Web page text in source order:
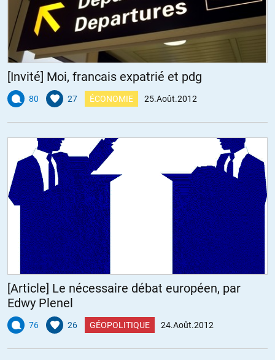
concept,
et finalement an-historique
et « BABY- BOOMERS » (notion totalement différente et, en un sens,
même si les historiens, voire les sociologues, s’en emparent – côté
chiffres, etc –
utilisée pour occulter des enjeux dont la doxa dominante ne veut
pas entendre parler).
À partir de cette différenciation, et au-delà de certains recoupements
aléatoires,
on pourra correctement reposer le problème.
Je me permets de renvoyer à ceci
(mes petits posts et bien d’autres,
sur un très beau texte de Christian Laval):
http://www.pauljorion.com/blog/?p=40525
Pour le reste, O.B., je me répète : respect.
Très sincèrement, bien à vous.
Et revenons à la question essentielle :
comment éviter le « rdv en enfer » ?
Je me remets à votre écoute.
[Invité] Moi, francais expatrié et pdg
80 27 ÉCONOMIE 25.Août.2012
[Article] Le nécessaire débat européen, par
Edwy Plenel
76 26 GÉOPOLITIQUE 24.Août.2012